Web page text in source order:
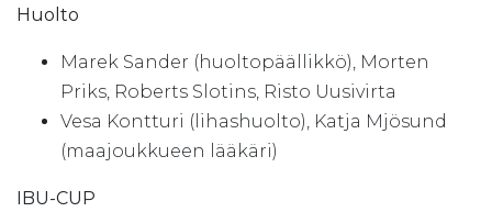
Huolto
Marek Sander (huoltopäällikkö), Morten
Priks, Roberts Slotins, Risto Uusivirta
Vesa Kontturi (lihashuolto), Katja Mjösund
(maajoukkueen lääkäri)
IBU-CUP